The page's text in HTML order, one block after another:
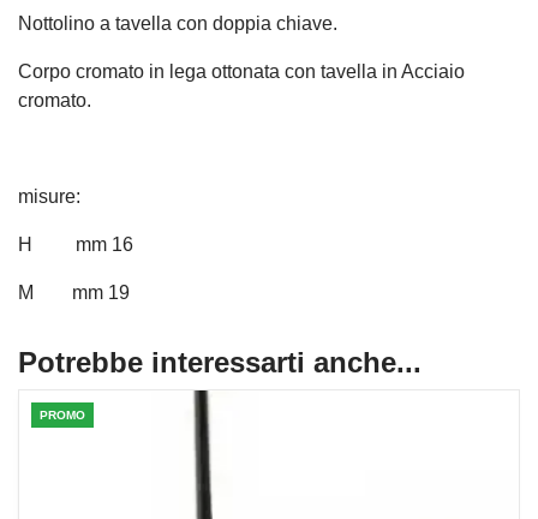
Nottolino a tavella con doppia chiave.
Corpo cromato in lega ottonata con tavella in Acciaio
cromato.
misure:
H mm 16
M mm 19
Potrebbe interessarti anche...
PROMO